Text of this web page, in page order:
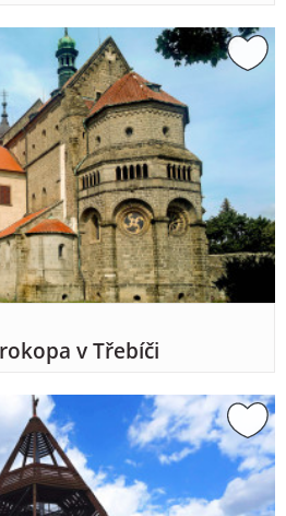
v Třebíči